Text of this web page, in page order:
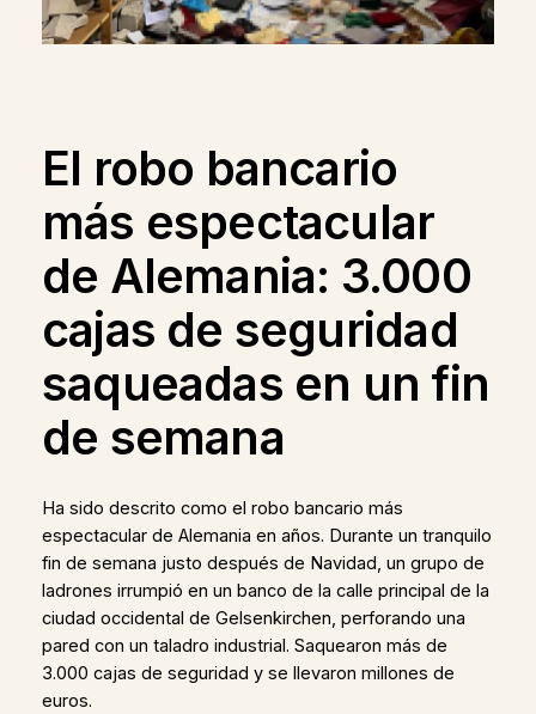
El robo bancario
más espectacular
de Alemania: 3.000
cajas de seguridad
saqueadas en un fin
de semana
Ha sido descrito como el robo bancario más
espectacular de Alemania en años. Durante un tranquilo
fin de semana justo después de Navidad, un grupo de
ladrones irrumpió en un banco de la calle principal de la
ciudad occidental de Gelsenkirchen, perforando una
pared con un taladro industrial. Saquearon más de
3.000 cajas de seguridad y se llevaron millones de
euros.